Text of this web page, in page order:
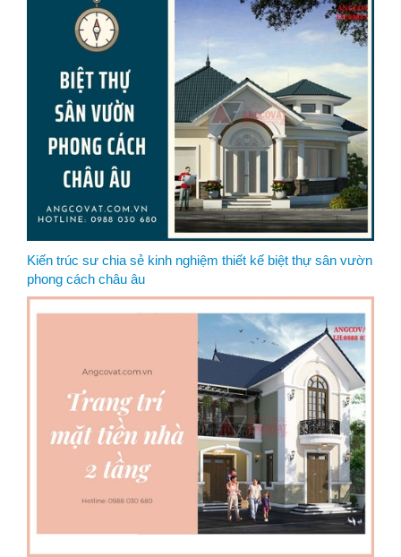
Kiến trúc sư chia sẻ kinh nghiệm thiết kế biệt thự sân vườn
phong cách châu âu